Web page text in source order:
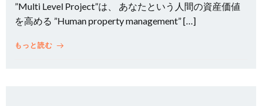
”Multi Level Project”は、 あなたという人間の資産価値
を高める ”Human property management” […]
もっと読む